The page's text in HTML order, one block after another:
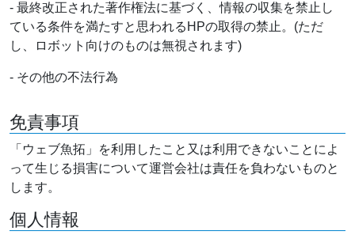
- 最終改正された著作権法に基づく、情報の収集を禁止し
ている条件を満たすと思われるHPの取得の禁止。(ただ
し、ロボット向けのものは無視されます)
- その他の不法行為
免責事項
「ウェブ魚拓」を利用したこと又は利用できないことによ
って生じる損害について運営会社は責任を負わないものと
します。
個人情報